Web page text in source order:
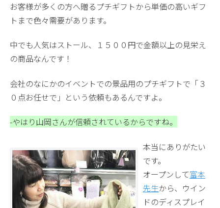
お客様が多くの方へ贈るプチギフトから単価の高いギフ
トまで色々需要があります。
中でも人気はストール、１５００円で金額以上の見栄え
の商品なんです！
会社のなにかのイベントでの景品用のプチギフトで「３
０点お任せで」という依頼もあるんですよ。
-やはり山岡さんが信頼されているからですね。
本当にありがたい
です。
オープンして富本
先生から、ウイン
ドのディスプレイ